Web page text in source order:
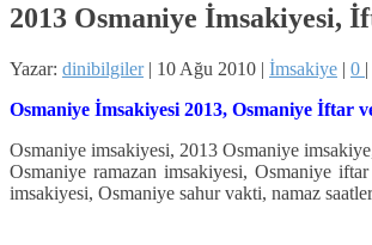
2013 Osmaniye İmsakiyesi,
Yazar: dinibilgiler| 10 Ağu 2010 | İmsakiye | 0 |
Osmaniye İmsakiyesi 2013, Osmaniye İftar
Osmaniye imsakiyesi, 2013 Osmaniye
Osmaniye ramazan imsakiyesi, Osmaniye
imsakiyesi, Osmaniye sahur vakti, namaz